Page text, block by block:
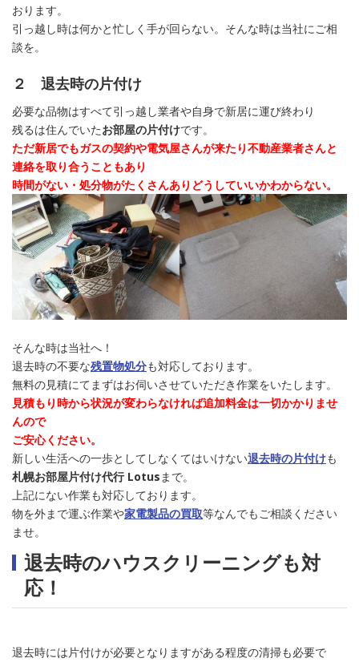
おります。
引っ越し時は何かと忙しく手が回らない。そんな時は当社にご相
談を。
２ 退去時の片付け
必要な品物はすべて引っ越し業者や自身で新居に運び終わり
残るは住んでいたお部屋の片付けです。
ただ新居でもガスの契約や電気屋さんが来たり不動産業者さんと
連絡を取り合うこともあり
時間がない・処分物がたくさんありどうしていいかわからない。
そんな時は当社へ！
退去時の不要な残置物処分も対応しております。
無料の見積にてまずはお伺いさせていただき作業をいたします。
見積もり時から状況が変わらなければ追加料金は一切かかりませ
んので
ご安心ください。
新しい生活への一歩としてしなくてはいけない退去時の片付けも
札幌お部屋片付け代行 Lotusまで。
上記にない作業も対応しております。
物を外まで運ぶ作業や家電製品の買取等なんでもご相談ください
ませ。
退去時のハウスクリーニングも対
応！
退去時には片付けが必要となりますがある程度の清掃も必要で